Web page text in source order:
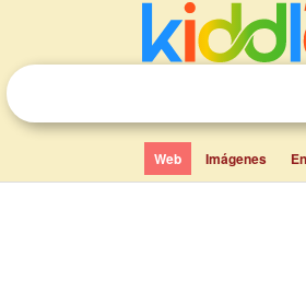
Web Imágenes